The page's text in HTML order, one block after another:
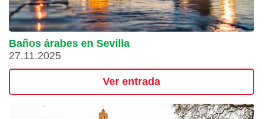
Baños árabes en Sevilla
27.11.2025
Ver entrada